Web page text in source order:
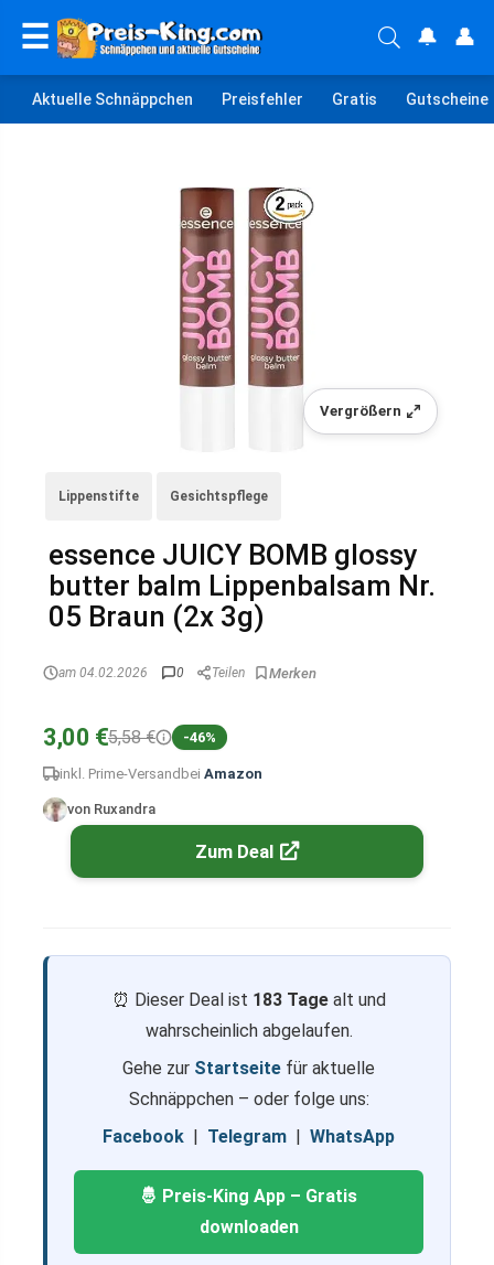
☰ 🔔 👤
Aktuelle Schnäppchen Preisfehler Gratis Gutscheine
Vergrößern
Lippenstifte Gesichtspflege
essence JUICY BOMB glossy
butter balm Lippenbalsam Nr.
05 Braun (2x 3g)
am 04.02.2026 0 Teilen
3,00 €5,58 € -46%
inkl. Prime-Versand bei Amazon
von Ruxandra
Zum Deal
⏰ Dieser Deal ist 183 Tagealt und
wahrscheinlich abgelaufen.
Gehe zur Startseite für aktuelle
Schnäppchen – oder folge uns:
Facebook | Telegram | WhatsApp
🤴 Preis-King App – Gratis
downloaden